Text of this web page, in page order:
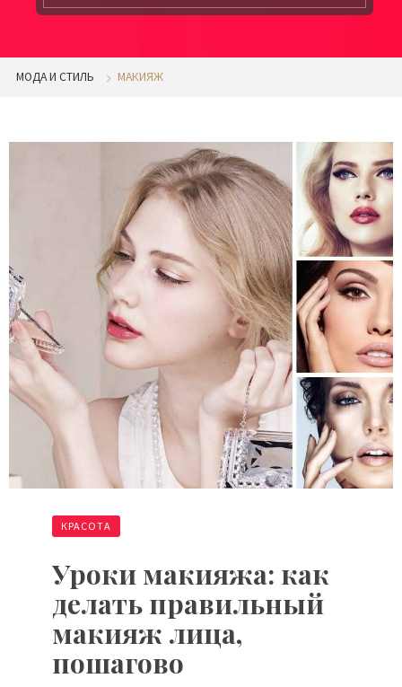
МОДА И СТИЛЬ МАКИЯЖ
КРАСОТА
Уроки макияжа: как
делать правильный
макияж лица,
пошагово